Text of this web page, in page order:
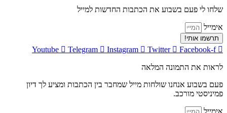
שלחו לי פעם בשבוע את הכתבות החדשות למייל
אימייל
תרשמו אותי!
Youtube Telegram Instagram Twitter Facebook-f
לראות את התמונה המלאה
פעם בשבוע אנחנו שולחות מייל שמחבר בין הכתבות ומציע לך דיון
פמיניסטי מורכב.
אימייל